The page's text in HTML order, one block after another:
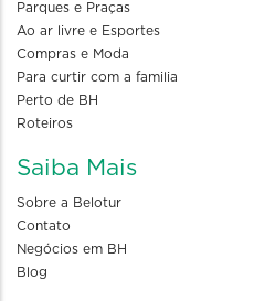
Parques e Praças
Ao ar livre e Esportes
Compras e Moda
Para curtir com a familia
Perto de BH
Roteiros
Saiba Mais
Sobre a Belotur
Contato
Negócios em BH
Blog